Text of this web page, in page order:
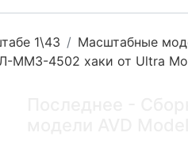
1\43
Масштабные
ММЗ-4502 хаки от Ultra